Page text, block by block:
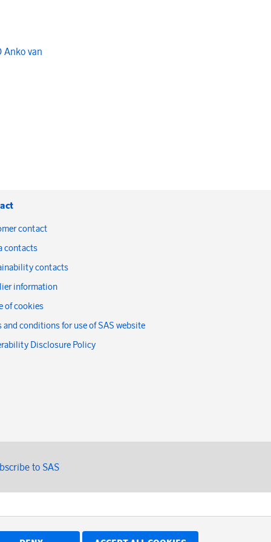
Anko van
contact
contacts
contacts
information
of cookies
and conditions for use of SAS website
Disclosure Policy
to SAS